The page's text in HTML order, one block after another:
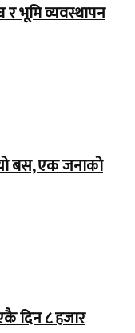
भूमि व्यवस्थापन
बस, एक जनाको
दिन ८ हजार